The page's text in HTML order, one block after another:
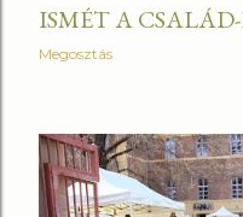
ISMÉT A
Megosztás